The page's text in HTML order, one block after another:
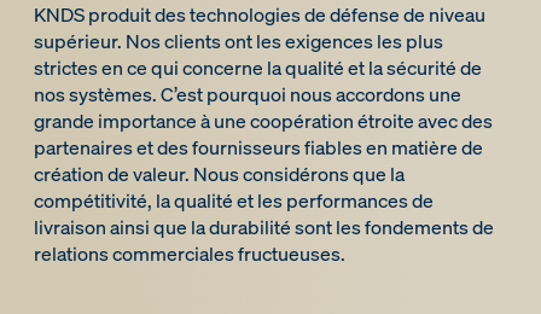
KNDS produit des technologies de défense de niveau
supérieur. Nos clients ont les exigences les plus
strictes en ce qui concerne la qualité et la sécurité de
nos systèmes. C’est pourquoi nous accordons une
grande importance à une coopération étroite avec des
partenaires et des fournisseurs fiables en matière de
création de valeur. Nous considérons que la
compétitivité, la qualité et les performances de
livraison ainsi que la durabilité sont les fondements de
relations commerciales fructueuses.